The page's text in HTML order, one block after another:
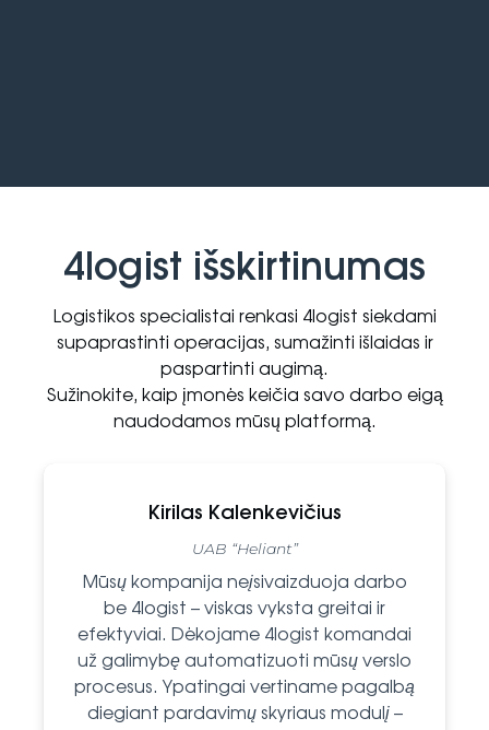
4logist išskirtinumas
Logistikos specialistai renkasi 4logist siekdami
supaprastinti operacijas, sumažinti išlaidas ir
paspartinti augimą.
Sužinokite, kaip įmonės keičia savo darbo eigą
naudodamos mūsų platformą.
Kirilas Kalenkevičius
UAB “Heliant”
Mūsų kompanija neįsivaizduoja darbo
be 4logist – viskas vyksta greitai ir
efektyviai. Dėkojame 4logist komandai
už galimybę automatizuoti mūsų verslo
procesus. Ypatingai vertiname pagalbą
diegiant pardavimų skyriaus modulį –